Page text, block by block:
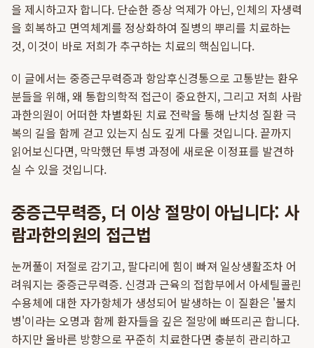
을 제시하고자 합니다. 단순한 증상 억제가 아닌, 인체의 자생력
을 회복하고 면역체계를 정상화하여 질병의 뿌리를 치료하는
것, 이것이 바로 저희가 추구하는 치료의 핵심입니다.
이 글에서는 중증근무력증과 항암후신경통으로 고통받는 환우
분들을 위해, 왜 통합의학적 접근이 중요한지, 그리고 저희 사람
과한의원이 어떠한 차별화된 치료 전략을 통해 난치성 질환 극
복의 길을 함께 걷고 있는지 심도 깊게 다룰 것입니다. 끝까지
읽어보신다면, 막막했던 투병 과정에 새로운 이정표를 발견하
실 수 있을 것입니다.
중증근무력증, 더 이상 절망이 아닙니다: 사
람과한의원의 접근법
눈꺼풀이 저절로 감기고, 팔다리에 힘이 빠져 일상생활조차 어
려워지는 중증근무력증. 신경과 근육의 접합부에서 아세틸콜린
수용체에 대한 자가항체가 생성되어 발생하는 이 질환은 '불치
병'이라는 오명과 함께 환자들을 깊은 절망에 빠뜨리곤 합니다.
하지만 올바른 방향으로 꾸준히 치료한다면 충분히 관리하고